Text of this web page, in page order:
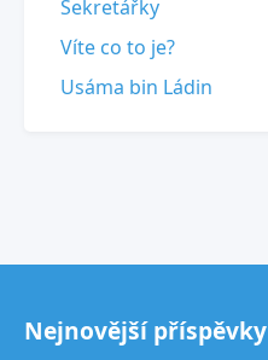
Sekretářky
Víte co to je?
Usáma bin Ládin
Nejnovější příspěvky